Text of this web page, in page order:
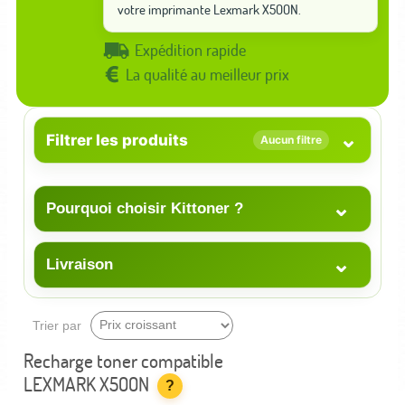
votre imprimante Lexmark X500N.
Expédition rapide
La qualité au meilleur prix
Filtrer les produits Aucun filtre ⌄
Pourquoi choisir Kittoner ? ⌄
Livraison ⌄
Trier par
Recharge toner compatible
LEXMARK X500N
?